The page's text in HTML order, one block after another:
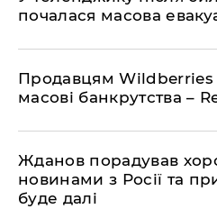
почалася масова
Продавцям Wildberries
масові банкрутства –
Жданов порадував
новинами з Росії та
буде далі